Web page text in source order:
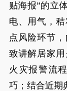
贴海报”的立
电、用气，
点风险环节
致讲解居家
火灾报警流
巧；结合近期